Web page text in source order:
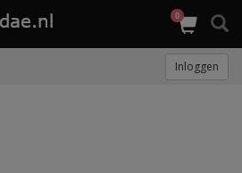
0
Inloggen